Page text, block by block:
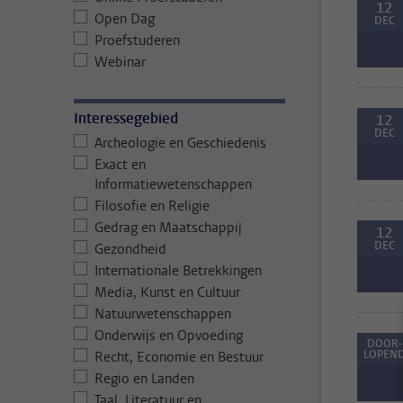
Open Dag
Proefstuderen
Webinar
Interessegebied
Archeologie en Geschiedenis
Exact en
Informatiewetenschappen
Filosofie en Religie
Gedrag en Maatschappij
Gezondheid
Internationale Betrekkingen
Media, Kunst en Cultuur
Natuurwetenschappen
Onderwijs en Opvoeding
Recht, Economie en Bestuur
Regio en Landen
12
DEC
12
DEC
12
DEC
DOOR-